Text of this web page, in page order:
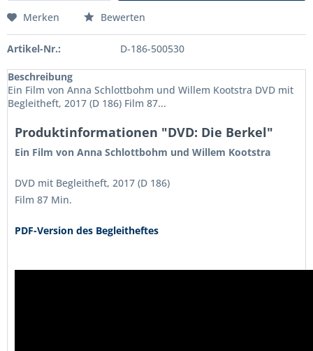
Merken Bewerten
Artikel-Nr.: D-186-500530
Beschreibung
Ein Film von Anna Schlottbohm und Willem Kootstra DVD mit
Begleitheft, 2017 (D 186) Film 87...
Produktinformationen "DVD: Die Berkel"
Ein Film von Anna Schlottbohm und Willem Kootstra
DVD mit Begleitheft, 2017 (D 186)
Film 87 Min.
PDF-Version des Begleitheftes